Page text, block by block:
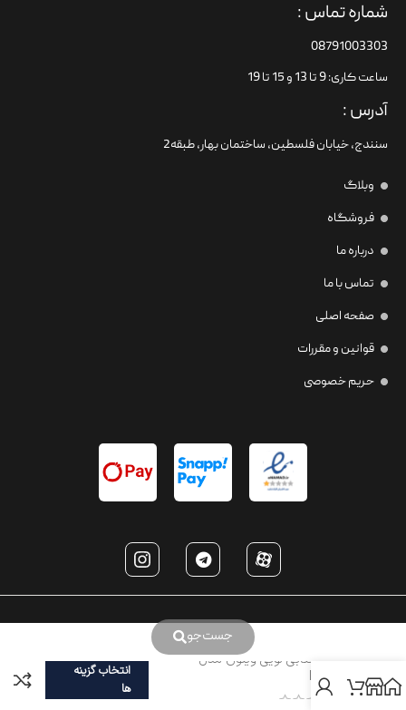
جست‌جو
شماره تماس :
08791003303
ساعت کاری: 9 تا 13 و 15 تا 19
آدرس :
سنندج، خیابان فلسطین،‌ ساختمان بهار، طبقه2
وبلاگ
فروشگاه
درباره ما
تماس با ما
صفحه اصلی
قوانین و مقررات
حریم خصوصی
عینک آفتابی لویی ويتون مدل
LV1173
انتخاب گزینه
ها